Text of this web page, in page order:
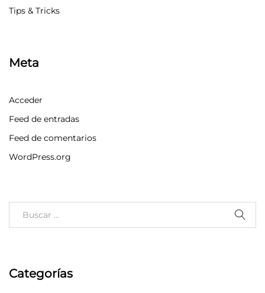
Tips & Tricks
Meta
Acceder
Feed de entradas
Feed de comentarios
WordPress.org
Categorías